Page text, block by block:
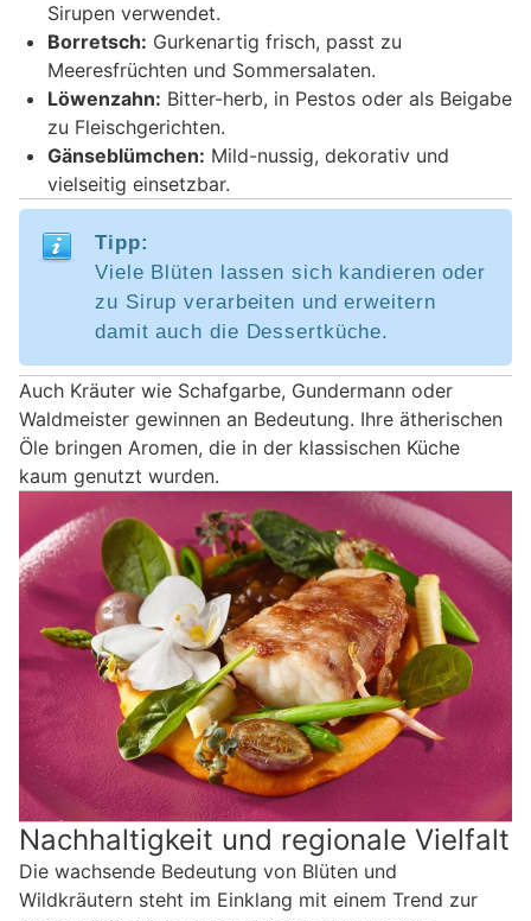
Sirupen verwendet.
Borretsch: Gurkenartig frisch, passt zu
Meeresfrüchten und Sommersalaten.
Löwenzahn: Bitter-herb, in Pestos oder als Beigabe
zu Fleischgerichten.
Gänseblümchen: Mild-nussig, dekorativ und
vielseitig einsetzbar.
Tipp:
Viele Blüten lassen sich kandieren oder
zu Sirup verarbeiten und erweitern
damit auch die Dessertküche.
Auch Kräuter wie Schafgarbe, Gundermann oder
Waldmeister gewinnen an Bedeutung. Ihre ätherischen
Öle bringen Aromen, die in der klassischen Küche
kaum genutzt wurden.
Nachhaltigkeit und regionale Vielfalt
Die wachsende Bedeutung von Blüten und
Wildkräutern steht im Einklang mit einem Trend zur